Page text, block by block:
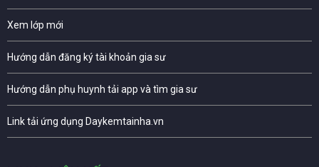
Xem lớp mới
Hướng dẫn đăng ký tài khoản gia sư
Hướng dẫn phụ huynh tải app và tìm gia sư
Link tải ứng dụng Daykemtainha.vn